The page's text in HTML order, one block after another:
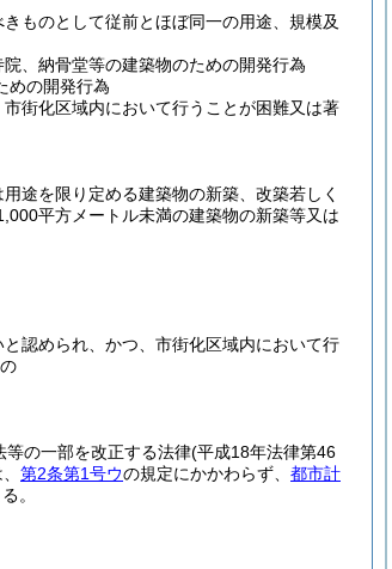
ものとして従前とほぼ同一の用途、規模及
、納骨堂等の建築物のための開発行為
めの開発行為
街化区域内において行うことが困難又は著
用途を限り定める建築物の新築、改築若しく
平方メートル未満の建築物の新築等又は
認められ、かつ、市街化区域内において行
等の一部を改正する法律(平成18年法律第46
第2条第1号ウの規定にかかわらず、 都市計
。